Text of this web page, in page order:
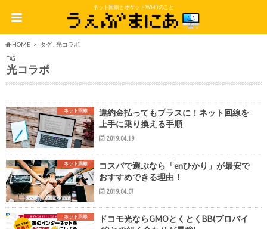
ネット回線とポケットWi-Fiのこと
HOME タグ : 光コラボ
TAG
光コラボ
ネット回線
違約金払ってもプラスに！ネット回線を
上手に乗り換える手順
2019.04.19
ネット回線
コスパで選ぶなら「enひかり」が最安で
おすすめできる理由！
2019.04.07
ネット回線
ドコモ光ならGMOとくとくBB(プロバイ